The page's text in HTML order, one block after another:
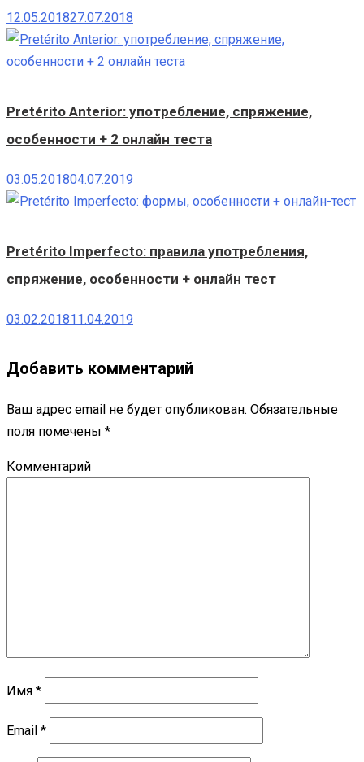
12.05.201827.07.2018
Pretérito Anterior: употребление, спряжение,
особенности + 2 онлайн теста
03.05.201804.07.2019
Pretérito Imperfecto: правила употребления,
спряжение, особенности + онлайн тест
03.02.201811.04.2019
Добавить комментарий
Ваш адрес email не будет опубликован. Обязательные
поля помечены *
Комментарий
Имя *
Email *